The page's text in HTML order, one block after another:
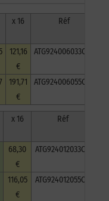
x 16 Réf
121,16
€
ATG924006033C24
191,71
€
ATG924006055C24
x 16 Réf
68,30
€
ATG924012033C12
116,05
€
ATG924012055C12